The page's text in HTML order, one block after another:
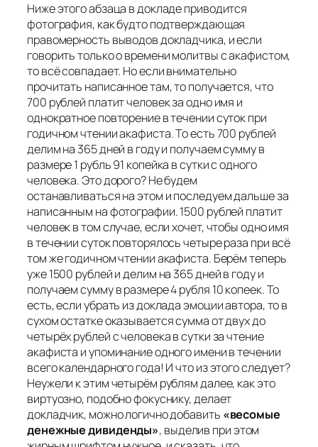
Ниже этого абзаца в докладе приводится
фотография, как будто подтверждающая
правомерность выводов докладчика, и если
говорить только о времени молитвы с акафистом,
то всё совпадает. Но если внимательно
прочитать написанное там, то получается, что
700 рублей платит человек за одно имя и
однократное повторение в течении суток при
годичном чтении акафиста. То есть 700 рублей
делим на 365 дней в году и получаем сумму в
размере 1 рубль 91 копейка в сутки с одного
человека. Это дорого? Не будем
останавливаться на этом и последуем дальше за
написанным на фотографии. 1500 рублей платит
человек в том случае, если хочет, чтобы одно имя
в течении суток повторялось четыре раза при всё
том же годичном чтении акафиста. Берём теперь
уже 1500 рублей и делим на 365 дней в году и
получаем сумму в размере 4 рубля 10 копеек. То
есть, если убрать из доклада эмоции автора, то в
сухом остатке оказывается сумма от двух до
четырёх рублей с человека в сутки за чтение
акафиста и упоминание одного имени в течении
всего календарного года! И что из этого следует?
Неужели к этим четырём рублям далее, как это
виртуозно, подобно фокуснику, делает
докладчик, можно логично добавить «весомые
денежные дивиденды», выделив при этом